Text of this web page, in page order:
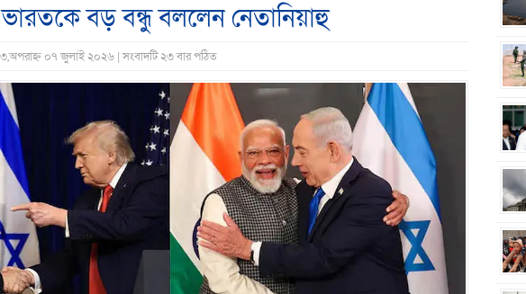
ভারতকে বড় বন্ধু বললেন নেতানিয়াহু
০৭ জুলাই ২০২৬ | সংবাদটি ২৩ বার পঠিত